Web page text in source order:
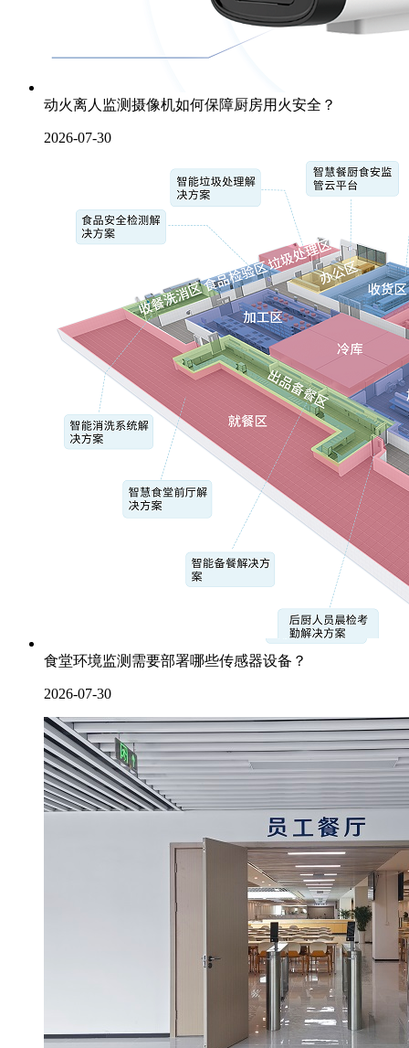
动火离人监测摄像机如何保障厨房用火安全？
2026-07-30
食堂环境监测需要部署哪些传感器设备？
2026-07-30